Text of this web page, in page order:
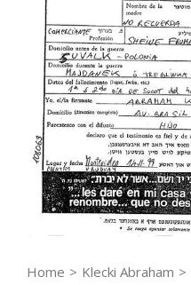
Home > Klecki Abraham >